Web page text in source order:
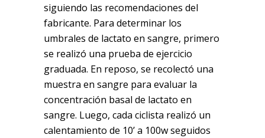
siguiendo las recomendaciones del
fabricante. Para determinar los
umbrales de lactato en sangre, primero
se realizó una prueba de ejercicio
graduada. En reposo, se recolectó una
muestra en sangre para evaluar la
concentración basal de lactato en
sangre. Luego, cada ciclista realizó un
calentamiento de 10’ a 100w seguidos